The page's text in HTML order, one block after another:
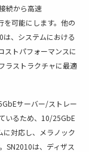
続から高速
を可能にします。他の
、システムにおける
ストパフォーマンスに
ラストラクチャに最適
サーバー/ストレー
いるため、10/25GbE
対応し、メラノック
SN2010は、ディザス